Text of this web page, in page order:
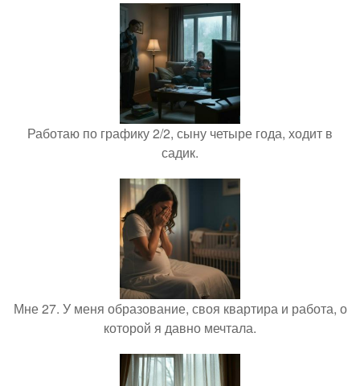
Работаю по графику 2/2, сыну четыре года, ходит в
садик.
Мне 27. У меня образование, своя квартира и работа, о
которой я давно мечтала.